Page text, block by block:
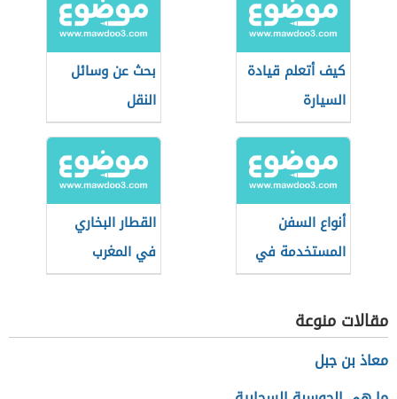
كيف أتعلم قيادة
السيارة
بحث عن وسائل
النقل
أنواع السفن
المستخدمة في
الغوص للبحث عن
اللؤلؤ
القطار البخاري
في المغرب
مقالات منوعة
معاذ بن جبل